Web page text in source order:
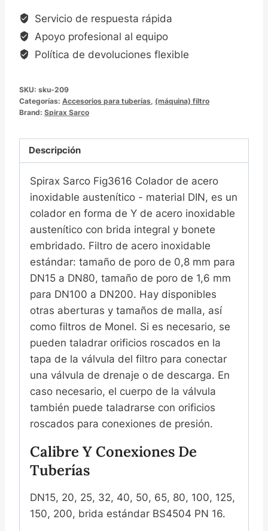
Servicio de respuesta rápida
Apoyo profesional al equipo
Política de devoluciones flexible
SKU: sku-209
Categorías: Accesorios para tuberías, (máquina) filtro
Brand: Spirax Sarco
Descripción
Spirax Sarco Fig3616 Colador de acero
inoxidable austenítico - material DIN, es un
colador en forma de Y de acero inoxidable
austenítico con brida integral y bonete
embridado. Filtro de acero inoxidable
estándar: tamaño de poro de 0,8 mm para
DN15 a DN80, tamaño de poro de 1,6 mm
para DN100 a DN200. Hay disponibles
otras aberturas y tamaños de malla, así
como filtros de Monel. Si es necesario, se
pueden taladrar orificios roscados en la
tapa de la válvula del filtro para conectar
una válvula de drenaje o de descarga. En
caso necesario, el cuerpo de la válvula
también puede taladrarse con orificios
roscados para conexiones de presión.
Calibre Y Conexiones De
Tuberías
DN15, 20, 25, 32, 40, 50, 65, 80, 100, 125,
150, 200, brida estándar BS4504 PN 16.